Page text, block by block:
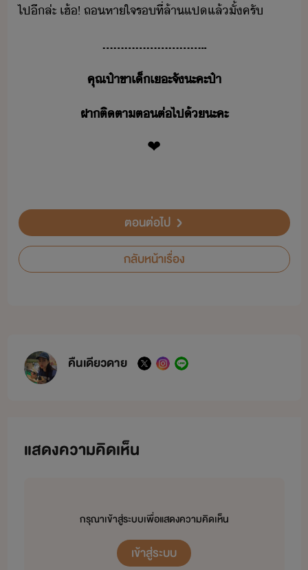
ไป​ี​ล่ะ​ ​เฮ้​!​ ​ถหาใจ​ร​ที่​ล้า​แป​แล้​ั้​ครั
…​…​…​…​…​…​…​…​…​..
คุณ​ป๋า​ขา​เ็​เะ​จั​ะคะ​ป๋า
ฝา​ติตา​ต​ต่ไป​้​ะคะ
❤​️
ตอนต่อไป
กลับหน้าเรื่อง
คืนเดียวดาย
แสดงความคิดเห็น
กรุณาเข้าสู่ระบบเพื่อแสดงความคิดเห็น
เข้าสู่ระบบ